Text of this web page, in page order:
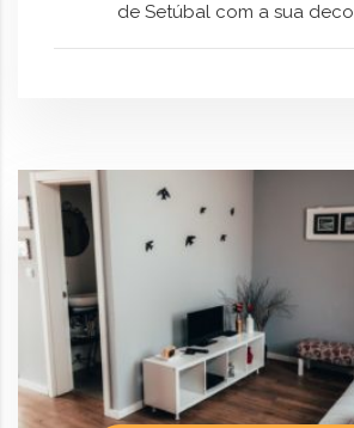
de Setúbal com a sua